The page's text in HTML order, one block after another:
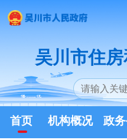
吴川市住
首页 机构概况 政